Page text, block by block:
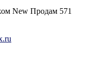
New Продам 571